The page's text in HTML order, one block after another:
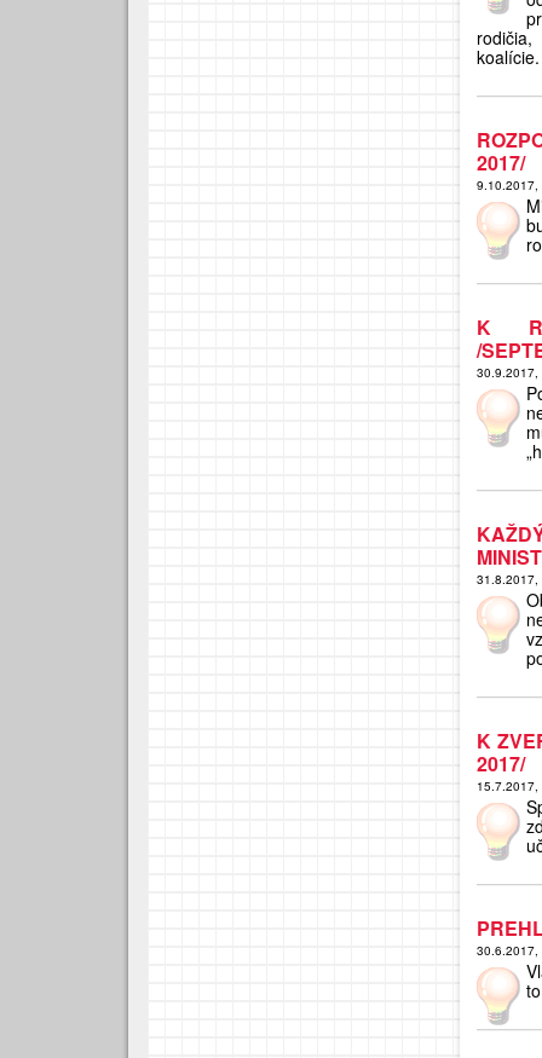
koalície.
2017/
9.10.2017,
K
/
30.9.2017,
31.8.2017,
K
2017/
15.7.2017,
30.6.2017,